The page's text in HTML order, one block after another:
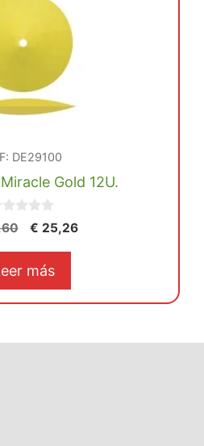
DE29100
Gold 12U.
El
original
€ 26,60.
€ 25,26El
€ 25,26.
más